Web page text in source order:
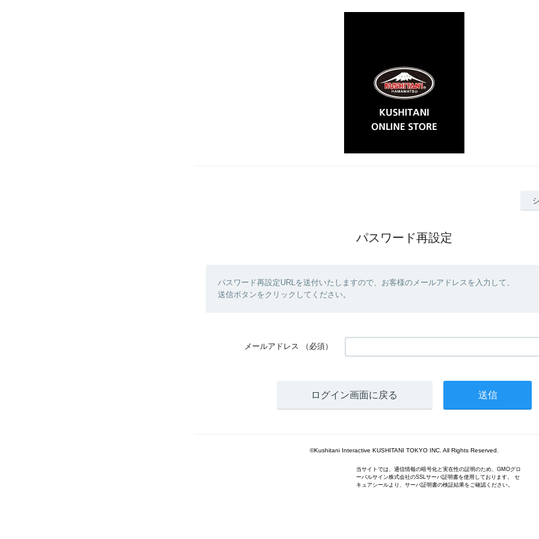
パスワード再設定
パスワード再設定URLを送付いたしますので、お客様のメールアドレスを入力して、
送信ボタンをクリックしてください。
メールアドレス （必須）
ログイン画面に戻る
©Kushitani Interactive KUSHITANI TOKYO INC. All Rights Reserved.
当サイトでは、通信情報の暗号化と実在性の証明のため、GMOグロ
ーバルサイン株式会社のSSLサーバ証明書を使用しております。 セ
キュアシールより、サーバ証明書の検証結果をご確認ください。